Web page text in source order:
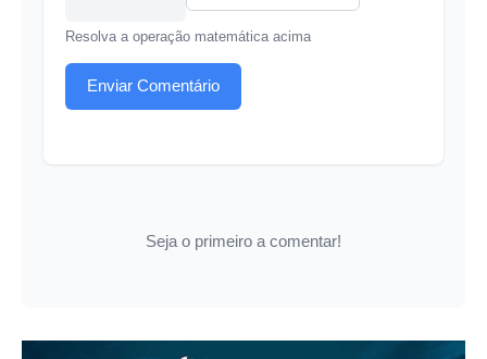
Resolva a operação matemática acima
Enviar Comentário
Seja o primeiro a comentar!